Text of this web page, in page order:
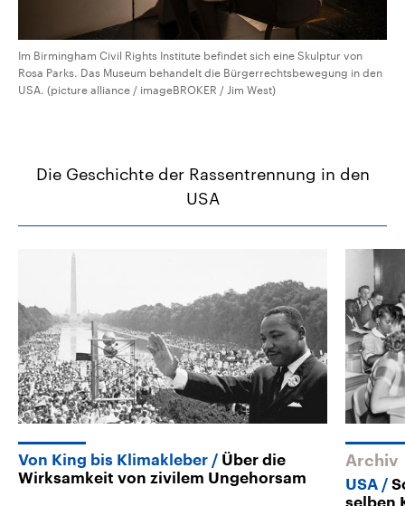
Im Birmingham Civil Rights Institute befindet sich eine Skulptur von
Rosa Parks. Das Museum behandelt die Bürgerrechtsbewegung in den
USA. (picture alliance / imageBROKER / Jim West)
Die Geschichte der Rassentrennung in den
USA
Von King bis Klimakleber
Über die
Wirksamkeit von zivilem Ungehorsam
Archiv
USA